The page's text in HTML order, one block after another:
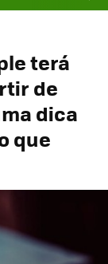
terá
de
dica
que